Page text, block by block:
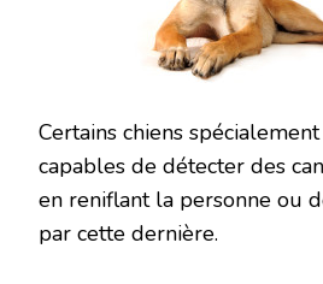
Certains chiens
capables de détecter des
en reniflant la personne ou
par cette dernière.